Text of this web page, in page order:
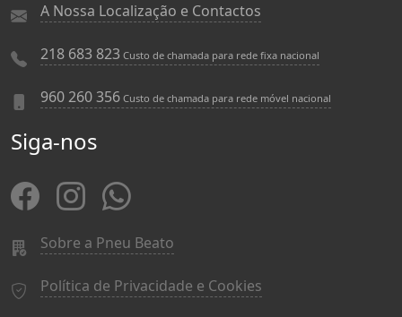
A Nossa Localização e Contactos
218 683 823 Custo de chamada para rede fixa nacional
960 260 356 Custo de chamada para rede móvel nacional
Siga-nos
Sobre a Pneu Beato
Política de Privacidade e Cookies